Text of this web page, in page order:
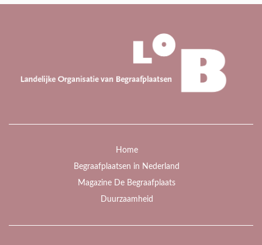
Home
Begraafplaatsen in Nederland
Magazine De Begraafplaats
Duurzaamheid